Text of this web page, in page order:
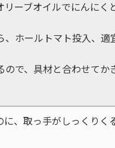
リーブオイルでにんにく
、ホールトマト投入、適
ので、具材と合わせてか
、取っ手がしっくりく